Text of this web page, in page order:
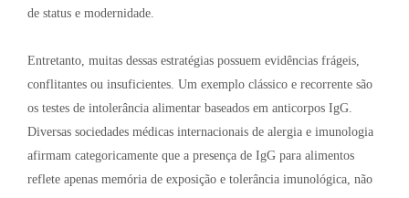
de status e modernidade.
Entretanto, muitas dessas estratégias possuem evidências frágeis,
conflitantes ou insuficientes. Um exemplo clássico e recorrente são
os testes de intolerância alimentar baseados em anticorpos IgG.
Diversas sociedades médicas internacionais de alergia e imunologia
afirmam categoricamente que a presença de IgG para alimentos
reflete apenas memória de exposição e tolerância imunológica, não